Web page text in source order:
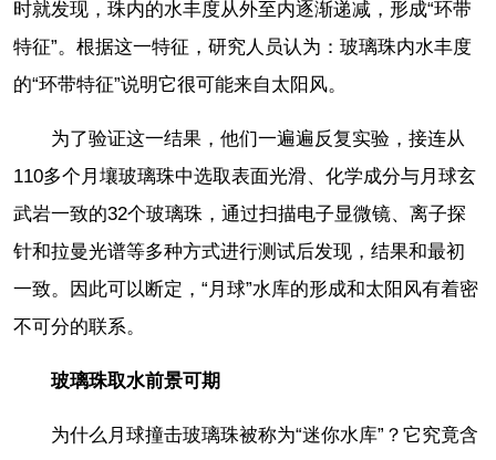
时就发现，珠内的水丰度从外至内逐渐递减，形成“环带
特征”。根据这一特征，研究人员认为：玻璃珠内水丰度
的“环带特征”说明它很可能来自太阳风。
为了验证这一结果，他们一遍遍反复实验，接连从
110多个月壤玻璃珠中选取表面光滑、化学成分与月球玄
武岩一致的32个玻璃珠，通过扫描电子显微镜、离子探
针和拉曼光谱等多种方式进行测试后发现，结果和最初
一致。因此可以断定，“月球”水库的形成和太阳风有着密
不可分的联系。
玻璃珠取水前景可期
为什么月球撞击玻璃珠被称为“迷你水库”？它究竟含